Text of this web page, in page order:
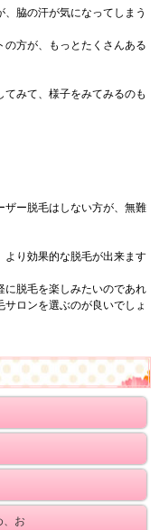
脇の汗が気になってしまう
の方が、もっとたくさんある
みて、様子をみてみるのも
ザー脱毛はしない方が、無難
より効果的な脱毛が出来ます
に脱毛を楽しみたいのであれ
ロンを選ぶのが良いでしょ
、お